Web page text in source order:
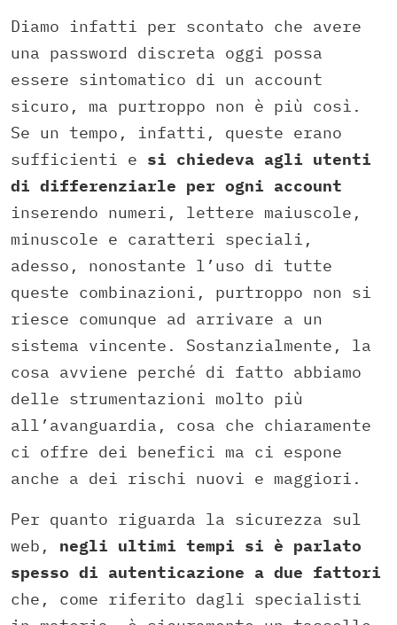
Diamo infatti per scontato che avere
una password discreta oggi possa
essere sintomatico di un account
sicuro, ma purtroppo non è più così.
Se un tempo, infatti, queste erano
sufficienti e si chiedeva agli utenti
di differenziarle per ogni account
inserendo numeri, lettere maiuscole,
minuscole e caratteri speciali,
adesso, nonostante l’uso di tutte
queste combinazioni, purtroppo non si
riesce comunque ad arrivare a un
sistema vincente. Sostanzialmente, la
cosa avviene perché di fatto abbiamo
delle strumentazioni molto più
all’avanguardia, cosa che chiaramente
ci offre dei benefici ma ci espone
anche a dei rischi nuovi e maggiori.
Per quanto riguarda la sicurezza sul
web, negli ultimi tempi si è parlato
spesso di autenticazione a due fattori
che, come riferito dagli specialisti